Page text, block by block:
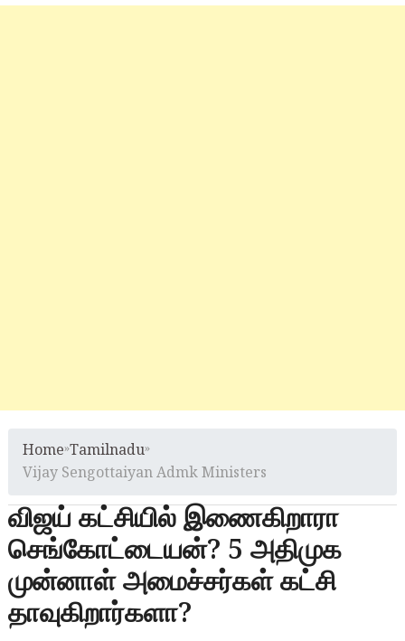
Home»Tamilnadu»
Vijay Sengottaiyan Admk Ministers
விஜய் கட்சியில் இணைகிறாரா
செங்கோட்டையன்? 5 அதிமுக
முன்னாள் அமைச்சர்கள் கட்சி
தாவுகிறார்களா?